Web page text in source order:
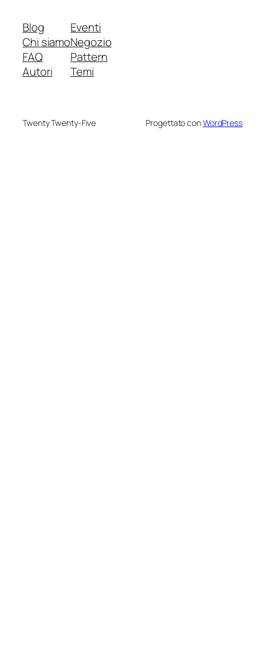
Blog
Chi siamo
FAQ
Autori
Eventi
Negozio
Pattern
Temi
Twenty Twenty-Five Progettato conWordPress